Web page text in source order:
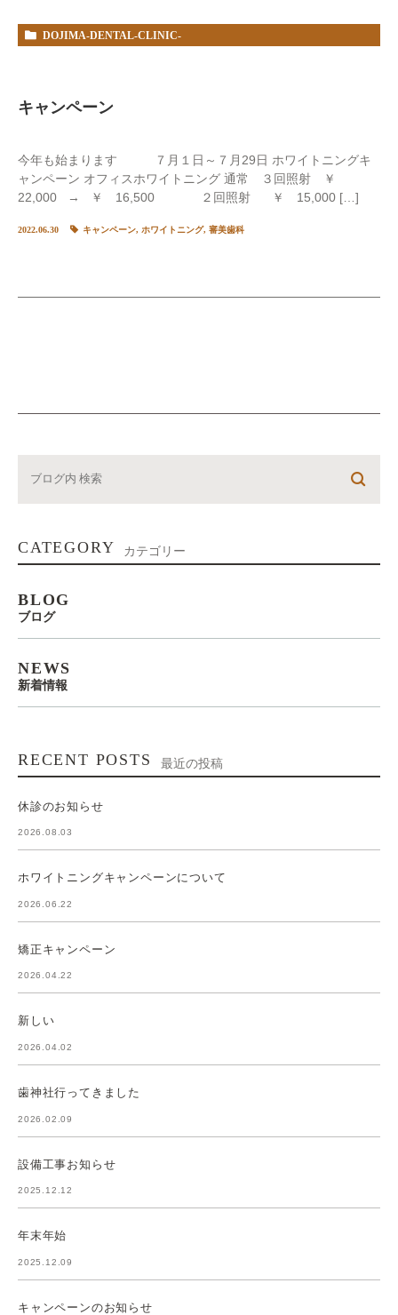
DOJIMA-DENTAL-CLINIC-
キャンペーン
今年も始まります ７月１日～７月29日 ホワイトニングキ
ャンペーン オフィスホワイトニング 通常 ３回照射 ￥
22,000 → ￥ 16,500 ２回照射 ￥ 15,000 […]
2022.06.30 キャンペーン, ホワイトニング, 審美歯科
CATEGORY カテゴリー
BLOG
ブログ
NEWS
新着情報
RECENT POSTS 最近の投稿
休診のお知らせ
2026.08.03
ホワイトニングキャンペーンについて
2026.06.22
矯正キャンペーン
2026.04.22
新しい
2026.04.02
歯神社行ってきました
2026.02.09
設備工事お知らせ
2025.12.12
年末年始
2025.12.09
キャンペーンのお知らせ